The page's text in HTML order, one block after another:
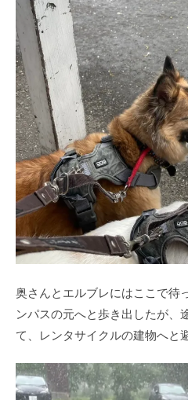
奥さんとエルブレにはここで待
ンパスの元へと歩き出したが、
て、レンタサイクルの建物へと